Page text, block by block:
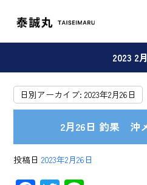
2023 2
日別アーカイブ:2023年2月26日
2月26日 釣果 沖
投稿日 2023年2月26日